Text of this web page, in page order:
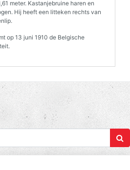
meter. Kastanjebruine haren en
Hij heeft een litteken rechts van
op 13 juni 1910 de Belgische